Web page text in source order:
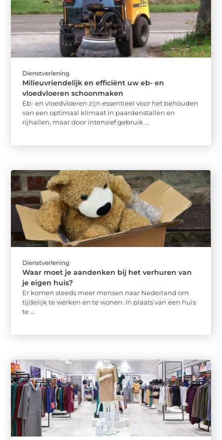
Dienstverlening
Milieuvriendelijk en efficiënt uw eb- en
vloedvloeren schoonmaken
Eb- en vloedvloeren zijn essentieel voor het behouden
van een optimaal klimaat in paardenstallen en
rijhallen, maar door intensief gebruik ...
Dienstverlening
Waar moet je aandenken bij het verhuren van
je eigen huis?
Er komen steeds meer mensen naar Nederland om
tijdelijk te werken en te wonen. In plaats van een huis
te ...